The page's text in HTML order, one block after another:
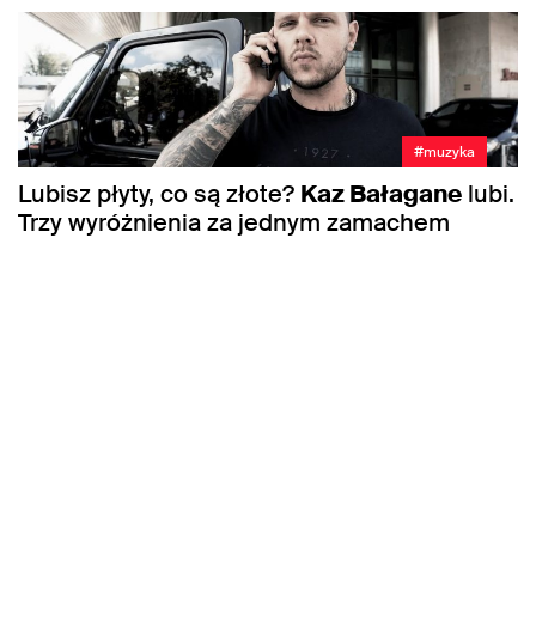
#muzyka
Lubisz płyty, co są złote? Kaz Bałagane lubi.
Trzy wyróżnienia za jednym zamachem